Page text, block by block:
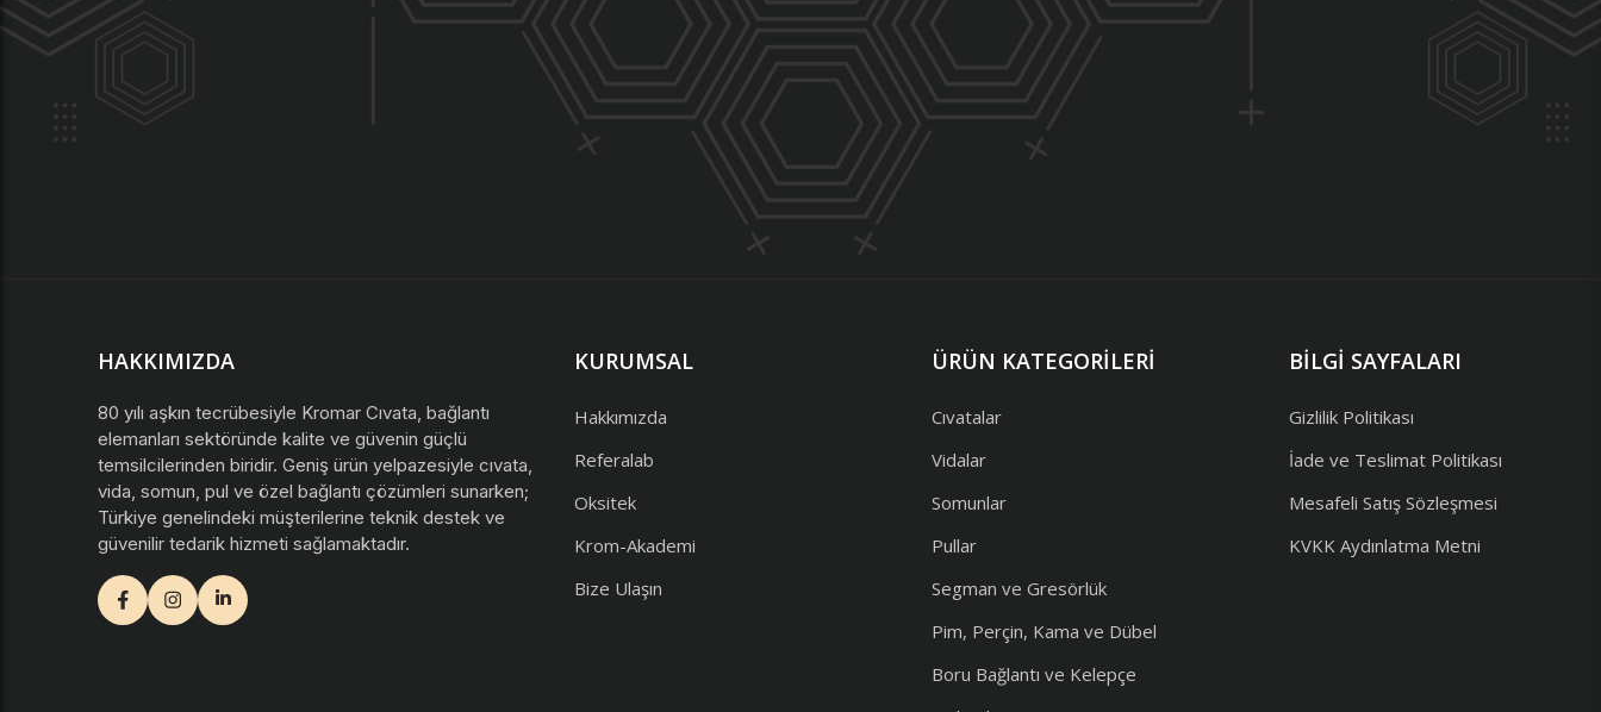
HAKKIMIZDA
80 yılı aşkın tecrübesiyle Kromar Cıvata, bağlantı
elemanları sektöründe kalite ve güvenin güçlü
temsilcilerinden biridir. Geniş ürün yelpazesiyle cıvata,
vida, somun, pul ve özel bağlantı çözümleri sunarken;
Türkiye genelindeki müşterilerine teknik destek ve
güvenilir tedarik hizmeti sağlamaktadır.
facebookinstagramyoutube
KURUMSAL
Hakkımızda
Referalab
Oksitek
Krom-Akademi
Bize Ulaşın
ÜRÜN KATEGORILERI
Cıvatalar
Vidalar
Somunlar
Pullar
Segman ve Gresörlük
Pim, Perçin, Kama ve Dübel
Boru Bağlantı ve Kelepçe
BILGI SAYFALARI
Gizlilik Politikası
İade ve Teslimat Politikası
Mesafeli Satış Sözleşmesi
KVKK Aydınlatma Metni